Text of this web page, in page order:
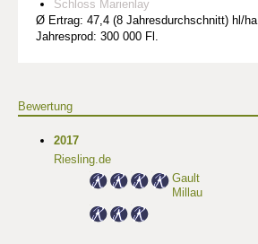
Schloss Marienlay
Ø Ertrag: 47,4 (8 Jahresdurchschnitt) hl/ha
Jahresprod: 300 000 Fl.
Bewertung
2017
Riesling.de
Gault
Millau